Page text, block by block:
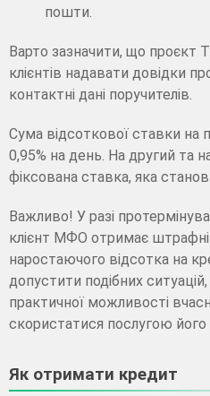
пошти.
Варто зазначити, що проєкт
клієнтів надавати довідки
контактні дані поручителів.
Сума відсоткової ставки
0,95% на день. На другий та
фіксована ставка, яка
Важливо! У разі
клієнт МФО отримає штрафні
наростаючого відсотка на
допустити подібних ситуацій,
практичної можливості
скористатися послугою його
Як отримати кредит